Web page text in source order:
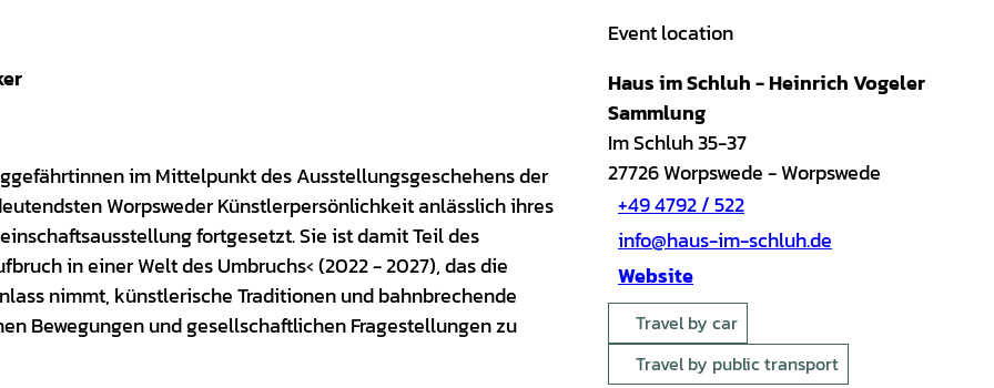
im Mittelpunkt des Ausstellungsgeschehens der
Worpsweder Künstlerpersönlichkeit anlässlich ihres
fortgesetzt. Sie ist damit Teil des
in einer Welt des Umbruchs‹ (2022 - 2027), das die
nimmt, künstlerische Traditionen und bahnbrechende
Bewegungen und gesellschaftlichen Fragestellungen zu
Event location
Haus im Schluh - Heinrich Vogeler
Sammlung
Im Schluh 35-37
27726Worpswede- Worpswede
+49 4792 / 522
info@haus-im-schluh.de
Website
Travel by car
Travel by public transport